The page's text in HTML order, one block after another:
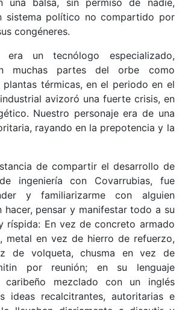
una balsa, sin permiso de nadie,
sistema político no compartido por
congéneres.
era un tecnólogo especializado,
muchas partes del orbe como
térmicas, en el periodo en el
avizoró una fuerte crisis, en
Nuestro personaje era de una
rayando en la prepotencia y la
de compartir el desarrollo de
ingeniería con Covarrubias, fue
y familiarizarme con alguien
hacer, pensar y manifestar todo a su
ríspida: En vez de concreto armado
metal en vez de hierro de refuerzo,
de volqueta, chusma en vez de
por reunión; en su lenguaje
caribeño mezclado con un inglés
ideas recalcitrantes, autoritarias e